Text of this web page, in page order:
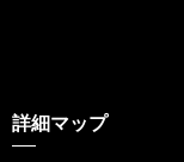
詳細マップ